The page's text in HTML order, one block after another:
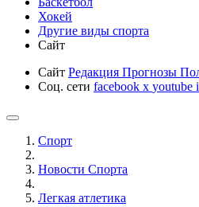
Хокей
Другие виды спорта
Сайт
Сайт Редакция Прогнозы
Соц. сети facebook x youtube
Спорт
Новости Cпорта
Легкая атлетика